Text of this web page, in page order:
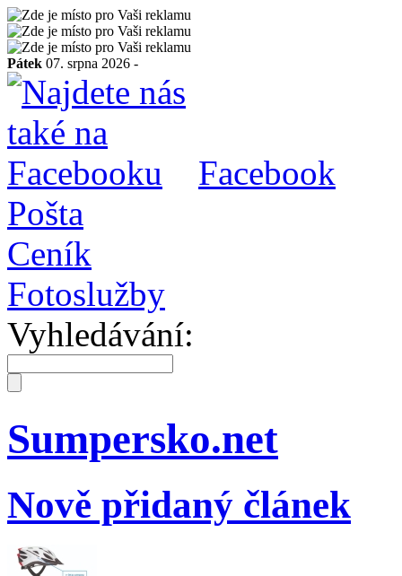
Pátek 07. srpna 2026 -
Facebook
Pošta
Ceník
Fotoslužby
Vyhledávání:
Sumpersko.net
Nově přidaný článek